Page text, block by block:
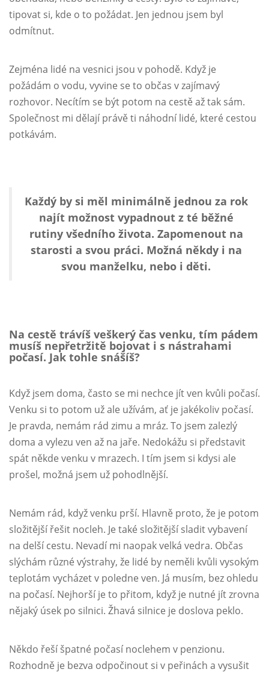
tipovat si, kde o to požádat. Jen jednou jsem byl
odmítnut.
Zejména lidé na vesnici jsou v pohodě. Když je
požádám o vodu, vyvine se to občas v zajímavý
rozhovor. Necítím se být potom na cestě až tak sám.
Společnost mi dělají právě ti náhodní lidé, které cestou
potkávám.
Každý by si měl minimálně jednou za rok
najít možnost vypadnout z té běžné
rutiny všedního života. Zapomenout na
starosti a svou práci. Možná někdy i na
svou manželku, nebo i děti.
Na cestě trávíš veškerý čas venku, tím pádem
musíš nepřetržitě bojovat i s nástrahami
počasí. Jak tohle snášíš?
Když jsem doma, často se mi nechce jít ven kvůli počasí.
Venku si to potom už ale užívám, ať je jakékoliv počasí.
Je pravda, nemám rád zimu a mráz. To jsem zalezlý
doma a vylezu ven až na jaře. Nedokážu si představit
spát někde venku v mrazech. I tím jsem si kdysi ale
prošel, možná jsem už pohodlnější.
Nemám rád, když venku prší. Hlavně proto, že je potom
složitější řešit nocleh. Je také složitější sladit vybavení
na delší cestu. Nevadí mi naopak velká vedra. Občas
slýchám různé výstrahy, že lidé by neměli kvůli vysokým
teplotám vycházet v poledne ven. Já musím, bez ohledu
na počasí. Nejhorší je to přitom, když je nutné jít zrovna
nějaký úsek po silnici. Žhavá silnice je doslova peklo.
Někdo řeší špatné počasí noclehem v penzionu.
Rozhodně je bezva odpočinout si v peřinách a vysušit